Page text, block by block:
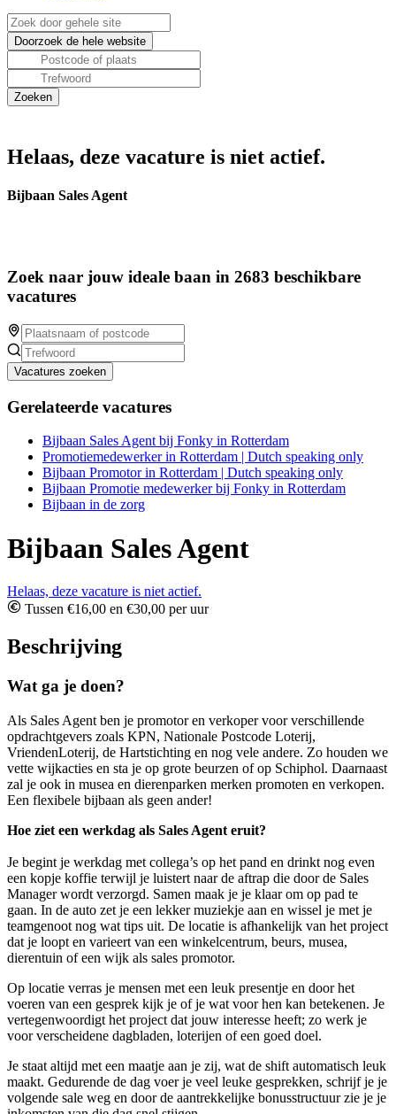
Helaas, deze vacature is niet actief.
Bijbaan Sales Agent
Zoek naar jouw ideale baan in 2683 beschikbare
vacatures
Vacatures zoeken
Gerelateerde vacatures
Bijbaan Sales Agent bij Fonky in Rotterdam
Promotiemedewerker in Rotterdam | Dutch speaking only
Bijbaan Promotor in Rotterdam | Dutch speaking only
Bijbaan Promotie medewerker bij Fonky in Rotterdam
Bijbaan in de zorg
Bijbaan Sales Agent
Helaas, deze vacature is niet actief.
Tussen €16,00 en €30,00 per uur
Beschrijving
Wat ga je doen?
Als Sales Agent ben je promotor en verkoper voor verschillende
opdrachtgevers zoals KPN, Nationale Postcode Loterij,
VriendenLoterij, de Hartstichting en nog vele andere. Zo houden we
vette wijkacties en sta je op grote beurzen of op Schiphol. Daarnaast
zal je ook in musea en dierenparken merken promoten en verkopen.
Een flexibele bijbaan als geen ander!
Hoe ziet een werkdag als Sales Agent eruit?
Je begint je werkdag met collega’s op het pand en drinkt nog even
een kopje koffie terwijl je luistert naar de aftrap die door de Sales
Manager wordt verzorgd. Samen maak je je klaar om op pad te
gaan. In de auto zet je een lekker muziekje aan en wissel je met je
teamgenoot nog wat tips uit. De locatie is afhankelijk van het project
dat je loopt en varieert van een winkelcentrum, beurs, musea,
dierentuin of een wijk als sales promotor.
Op locatie verras je mensen met een leuk presentje en door het
voeren van een gesprek kijk je of je wat voor hen kan betekenen. Je
vertegenwoordigt het project dat jouw interesse heeft; zo werk je
voor verscheidene dagbladen, loterijen of een goed doel.
Je staat altijd met een maatje aan je zij, wat de shift automatisch leuk
maakt. Gedurende de dag voer je veel leuke gesprekken, schrijf je je
volgende sale weg en door de aantrekkelijke bonusstructuur zie je je